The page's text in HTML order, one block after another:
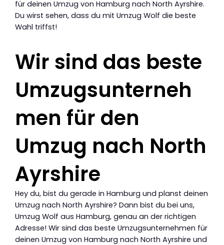
für deinen Umzug von Hamburg nach North Ayrshire.
Du wirst sehen, dass du mit Umzug Wolf die beste
Wahl triffst!
Wir sind das beste
Umzugsunterneh
men für den
Umzug nach North
Ayrshire
Hey du, bist du gerade in Hamburg und planst deinen
Umzug nach North Ayrshire? Dann bist du bei uns,
Umzug Wolf aus Hamburg, genau an der richtigen
Adresse! Wir sind das beste Umzugsunternehmen für
deinen Umzug von Hamburg nach North Ayrshire und